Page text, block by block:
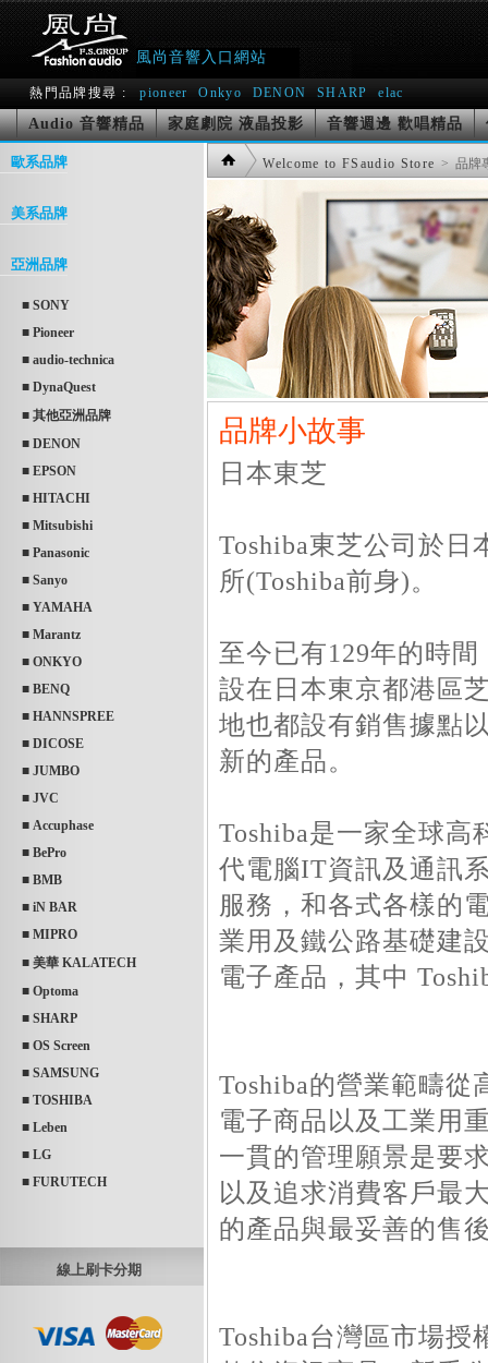
風尚音響入口網站
熱門品牌搜尋 : pioneer Onkyo DENON SHARP elac
Audio 音響精品 家庭劇院 液晶投影 音響週邊 歡唱精品
歐系品牌
美系品牌
亞洲品牌
■ SONY
■ Pioneer
■ audio-technica
■ DynaQuest
■ 其他亞洲品牌
■ DENON
■ EPSON
■ HITACHI
■ Mitsubishi
■ Panasonic
■ Sanyo
■ YAMAHA
■ Marantz
■ ONKYO
■ BENQ
■ HANNSPREE
■ DICOSE
■ JUMBO
■ JVC
■ Accuphase
■ BePro
■ BMB
■ iN BAR
■ MIPRO
■ 美華 KALATECH
■ Optoma
■ SHARP
■ OS Screen
■ SAMSUNG
■ TOSHIBA
■ Leben
■ LG
■ FURUTECH
線上刷卡分期
Welcome to FSaudio Store > 品牌
品牌小故事
日本東芝
Toshiba東芝公司於日
所(Toshiba前身)。
至今已有129年的時
設在日本東京都港區
地也都設有銷售據點
新的產品。
Toshiba是一家全球
代電腦IT資訊及通訊
服務，和各式各樣的
業用及鐵公路基礎建
電子產品，其中
Toshiba的營業範疇
電子商品以及工業用
一貫的管理願景是要
以及追求消費客戶最
的產品與最妥善的售
Toshiba台灣區市場